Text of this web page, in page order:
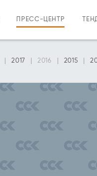
ПРЕСС-ЦЕНТР
2017 2016 2015